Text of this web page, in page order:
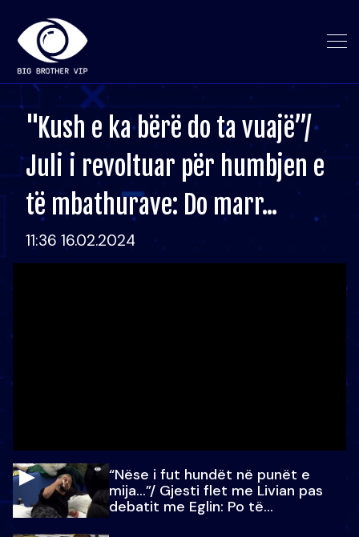
"Kush e ka bërë do ta vuajë”/
Juli i revoltuar për humbjen e
të mbathurave: Do marr...
11:36 16.02.2024
“Nëse i fut hundët në punët e
mija…”/ Gjesti flet me Livian pas
debatit me Eglin: Po të